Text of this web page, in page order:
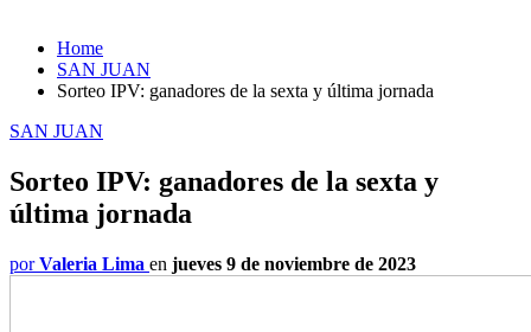
Home
SAN JUAN
Sorteo IPV: ganadores de la sexta y última jornada
SAN JUAN
Sorteo IPV: ganadores de la sexta y
última jornada
porValeria Lima en jueves 9 de noviembre de 2023